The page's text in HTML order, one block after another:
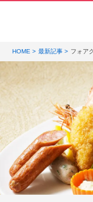
HOME 最新記事 フォア